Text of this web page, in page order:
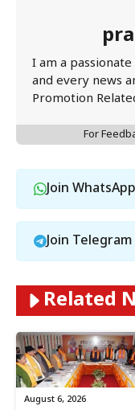
I am a
and every news
Promotion
For
Join WhatsApp
Join Telegram
Related
August 6, 2026